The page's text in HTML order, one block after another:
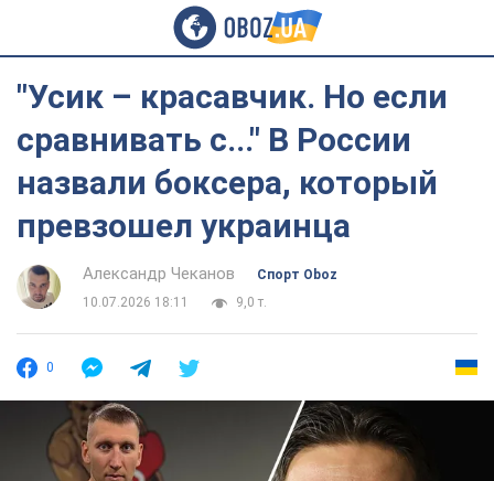
"Усик – красавчик. Но если
сравнивать с..." В России
назвали боксера, который
превзошел украинца
Александр Чеканов
Спорт Oboz
10.07.2026 18:11
9,0 т.
0